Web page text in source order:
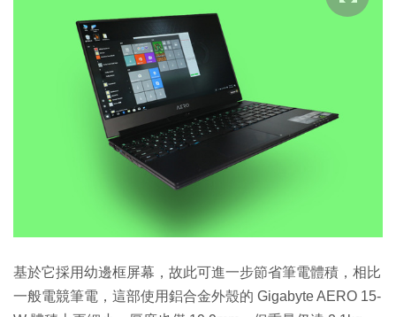
基於它採用幼邊框屏幕，故此可進一步節省筆電體積，相比
一般電競筆電，這部使用鋁合金外殼的 Gigabyte AERO 15-